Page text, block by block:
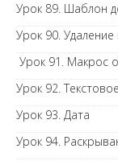
Урок 89. Шаблон
Урок 90. Удаление
Урок 91. Макрос
Урок 92.
Урок 93. Дата
Урок 94.